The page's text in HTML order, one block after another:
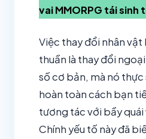
vai MMORPG tái sinh
Việc thay đổi nhân
thuần là thay đổi
số cơ bản, mà nó thực
hoàn toàn cách bạn
tương tác với bầy quái
Chính yếu tố này đã